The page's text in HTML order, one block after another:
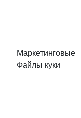
Маркетинговые
Файлы куки